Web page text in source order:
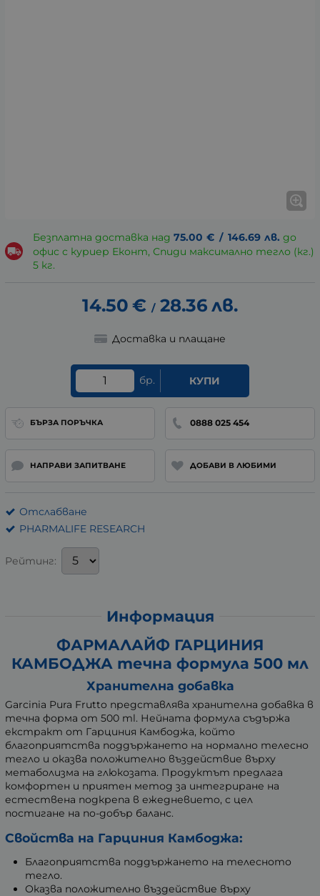
Безплатна доставка над 75.00 € / 146.69 лв. до
офис с куриер Еконт, Спиди максимално тегло (кг.)
5 кг.
14.50 € / 28.36 лв.
Доставка и плащане
бр. КУПИ
БЪРЗА ПОРЪЧКА 0888 025 454
НАПРАВИ ЗАПИТВАНЕ ДОБАВИ В ЛЮБИМИ
Отслабване
PHARMALIFE RESEARCH
Рейтинг:
Информация
ФАРМАЛАЙФ ГАРЦИНИЯ
КАМБОДЖА течна формула 500 мл
Хранителна добавка
Garcinia Pura Frutto представлява хранителна добавка в
течна форма от 500 ml. Нейната формула съдържа
екстракт от Гарциния Камбоджа, който
благоприятства поддържането на нормално телесно
тегло и оказва положително въздействие върху
метаболизма на глюкозата. Продуктът предлага
комфортен и приятен метод за интегриране на
естествена подкрепа в ежедневието, с цел
постигане на по-добър баланс.
Свойства на Гарциния Камбоджа:
Благоприятства поддържането на телесното
тегло.
Оказва положително въздействие върху